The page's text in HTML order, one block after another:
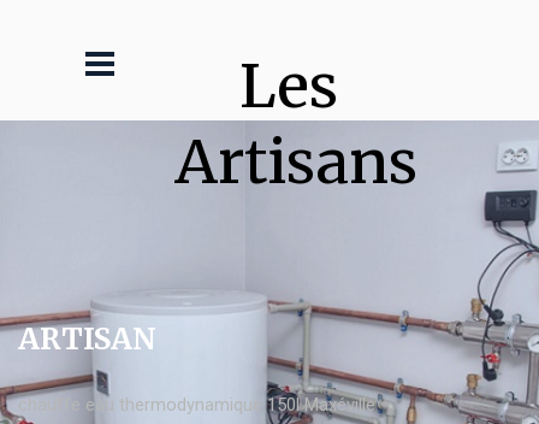
Les
Artisans
ARTISAN
chauffe eau thermodynamique 150l Maxéville